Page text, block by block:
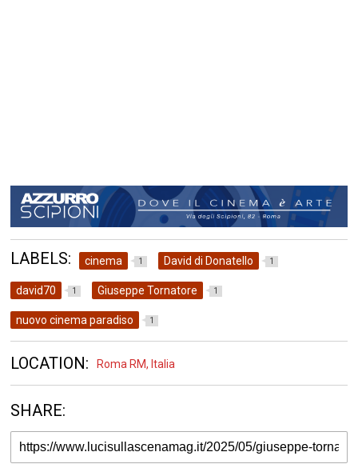
LABELS: cinema 1 David di Donatello 1
david70 1 Giuseppe Tornatore 1
nuovo cinema paradiso 1
LOCATION: Roma RM, Italia
SHARE: